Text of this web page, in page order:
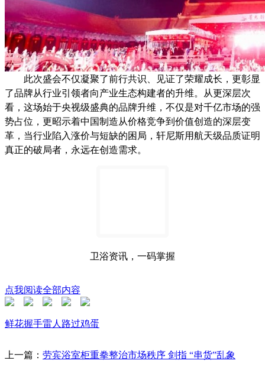
此次盛会不仅凝聚了前行共识、见证了荣耀成长，更彰显
了品牌从行业引领者向产业生态构建者的升维。从更深层次
看，这场始于央视级盛典的品牌升维，不仅是对千亿市场的强
势占位，更昭示着中国制造从价格竞争到价值创造的深层变
革，当行业陷入涨价与短缺的困局，轩尼斯用航天级品质证明
真正的破局者，永远在创造需求。
卫浴资讯，一码掌握
点我阅读全部内容
鲜花握手雷人 路过鸡蛋
上一篇： 劳宾浴室柜重拳整治市场秩序 剑指 “串货”乱象